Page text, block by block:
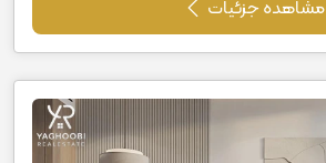
مشاهده جزئیات